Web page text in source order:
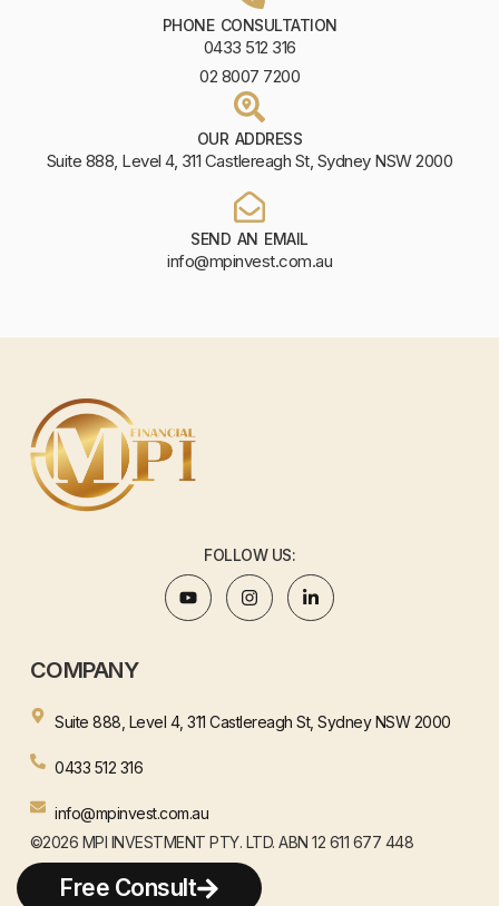
PHONE CONSULTATION
0433 512 316
02 8007 7200
OUR ADDRESS
Suite 888, Level 4, 311 Castlereagh St, Sydney NSW 2000
SEND AN EMAIL
info@mpinvest.com.au
FOLLOW US:
COMPANY
Suite 888, Level 4, 311 Castlereagh St, Sydney NSW 2000
0433 512 316
info@mpinvest.com.au
©2026 MPI INVESTMENT PTY. LTD. ABN 12 611 677 448
WEBSITE BY HENJAY
Free Consult